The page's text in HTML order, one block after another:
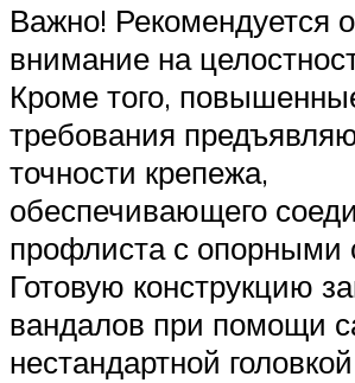
Важно! Рекомендуется
внимание на
Кроме того,
требования
точности крепежа,
обеспечивающего
профлиста с опорными
Готовую конструкцию
вандалов при помощи
нестандартной головкой